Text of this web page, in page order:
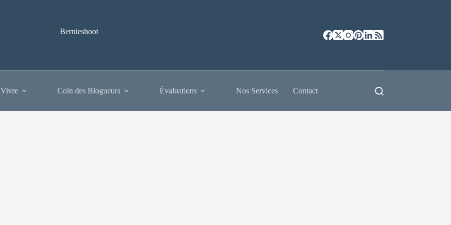
Bernieshoot
Coin des Blogueurs Évaluations Nos Services Contact